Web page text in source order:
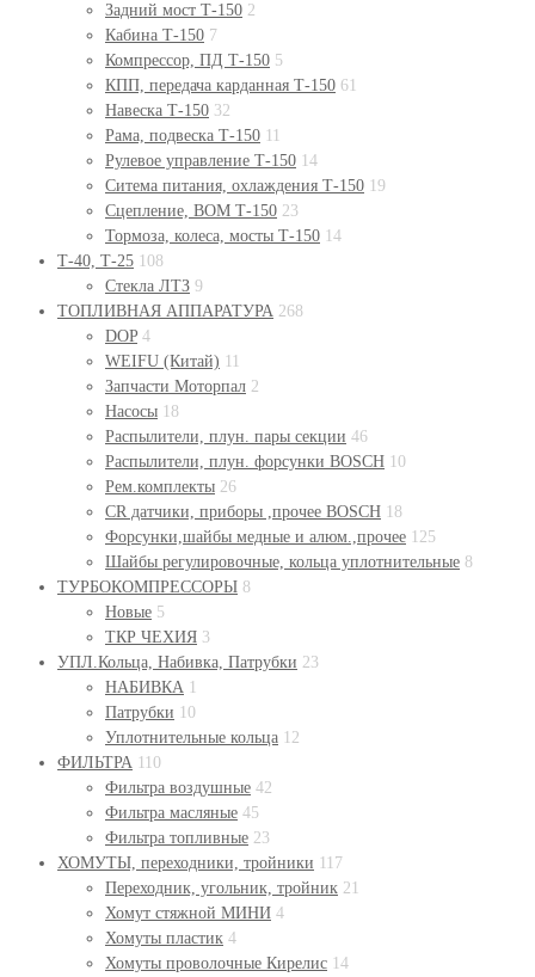
Задний мост Т-150 2
Кабина Т-150 7
Компрессор, ПД Т-150 5
КПП, передача карданная Т-150 61
Навеска Т-150 32
Рама, подвеска Т-150 11
Рулевое управление Т-150 14
Ситема питания, охлаждения Т-150 19
Сцепление, ВОМ Т-150 23
Тормоза, колеса, мосты Т-150 14
Т-40, Т-25 108
Стекла ЛТЗ 9
ТОПЛИВНАЯ АППАРАТУРА 268
DOP 4
WEIFU (Китай) 11
Запчасти Моторпал 2
Насосы 18
Распылители, плун. пары секции 46
Распылители, плун. форсунки BOSСH 10
Рем.комплекты 26
СR датчики, приборы ,прочее BOSСH 18
Форсунки,шайбы медные и алюм.,прочее 125
Шайбы регулировочные, кольца уплотнительные 8
ТУРБОКОМПРЕССОРЫ 8
Новые 5
ТКР ЧЕХИЯ 3
УПЛ.Кольца, Набивка, Патрубки 23
НАБИВКА 1
Патрубки 10
Уплотнительные кольца 12
ФИЛЬТРА 110
Фильтра воздушные 42
Фильтра масляные 45
Фильтра топливные 23
ХОМУТЫ, переходники, тройники 117
Переходник, угольник, тройник 21
Хомут стяжной МИНИ 4
Хомуты пластик 4
Хомуты проволочные Кирелис 14